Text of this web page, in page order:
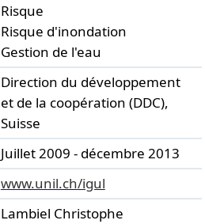
Risque
Risque d'inondation
Gestion de l'eau
Direction du développement
et de la coopération (DDC),
Suisse
Juillet 2009 - décembre 2013
www.unil.ch/igul
Lambiel Christophe